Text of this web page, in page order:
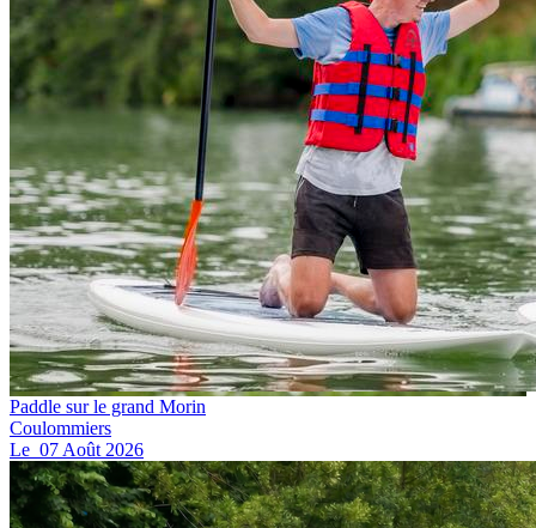
Paddle sur le grand Morin
Coulommiers
Le 07 Août 2026